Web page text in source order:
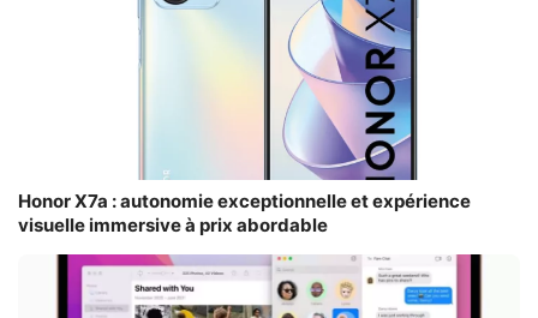
Honor X7a : autonomie exceptionnelle et expérience
visuelle immersive à prix abordable